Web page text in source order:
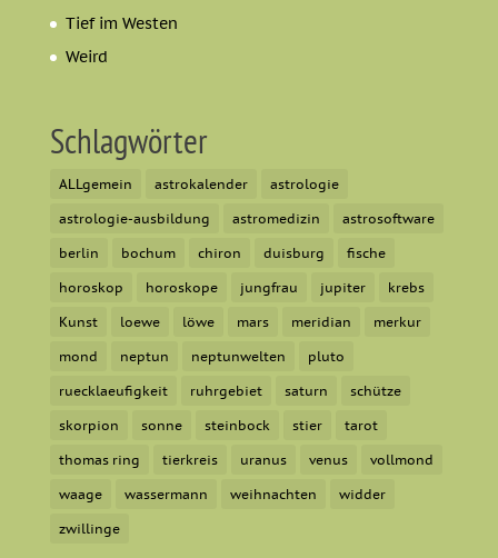
Tief im Westen
Weird
Schlagwörter
ALLgemein astrokalender astrologie
astrologie-ausbildung astromedizin astrosoftware
berlin bochum chiron duisburg fische
horoskop horoskope jungfrau jupiter krebs
Kunst loewe löwe mars meridian merkur
mond neptun neptunwelten pluto
ruecklaeufigkeit ruhrgebiet saturn schütze
skorpion sonne steinbock stier tarot
thomas ring tierkreis uranus venus vollmond
waage wassermann weihnachten widder
zwillinge